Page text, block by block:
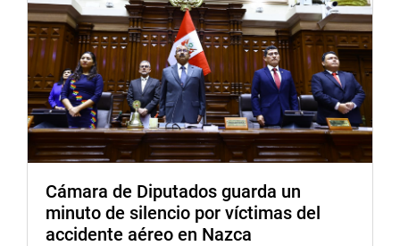
Cámara de Diputados guarda un
minuto de silencio por víctimas del
accidente aéreo en Nazca